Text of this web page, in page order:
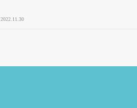
2022.11.30